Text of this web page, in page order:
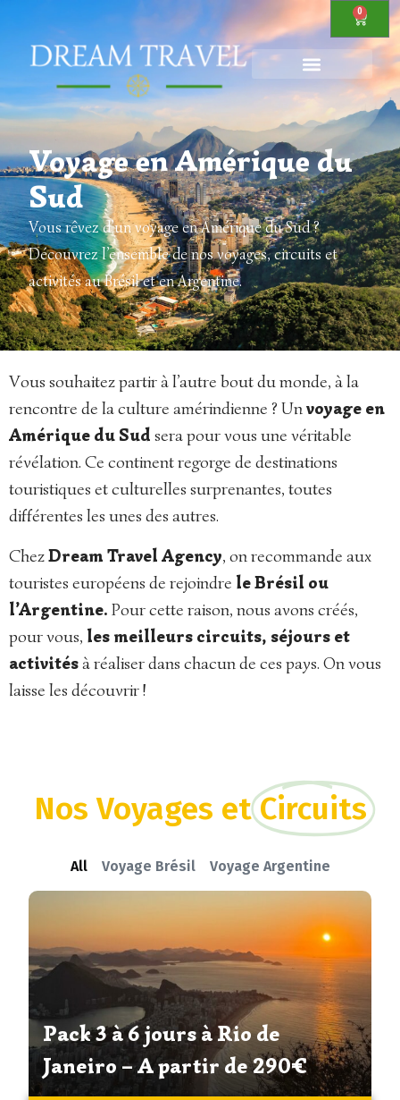
0
Voyage en Amérique du
Sud
Vous rêvez d’un voyage en Amérique du Sud ?
Découvrez l’ensemble de nos voyages, circuits et
activités au Brésil et en Argentine.
Vous souhaitez partir à l’autre bout du monde, à la
rencontre de la culture amérindienne ? Unvoyage en
Amérique du Sud sera pour vous une véritable
révélation. Ce continent regorge de destinations
touristiques et culturelles surprenantes, toutes
différentes les unes des autres.
ChezDream Travel Agency, on recommande aux
touristes européens de rejoindre le Brésil ou
l’Argentine. Pour cette raison, nous avons créés,
pour vous, les meilleurs circuits, séjours et
activitésà réaliser dans chacun de ces pays. On vous
laisse les découvrir !
Nos Voyages et Circuits
Voyage Brésil Voyage Argentine
All
Pack 3 à 6 jours à Rio de
Janeiro – A partir de 290€